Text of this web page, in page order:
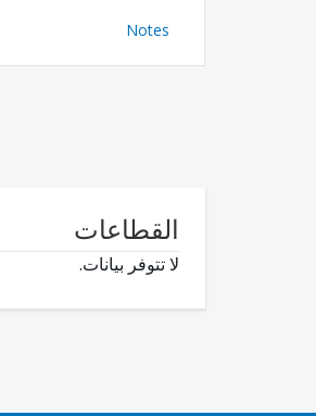
Notes
القطاعات
لا تتوفر بيانات.